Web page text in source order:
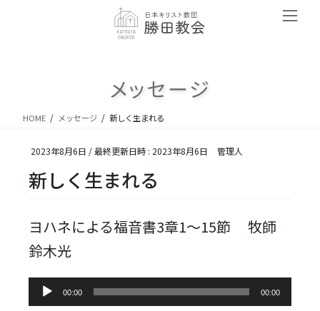
メッセージ
HOME メッセージ 新しく生まれる
2023年8月6日 / 最終更新日時 : 2023年8月6日 管理人
新しく生まれる
ヨハネによる福音書3章1～15節 牧師
鈴木光
00:00 00:00